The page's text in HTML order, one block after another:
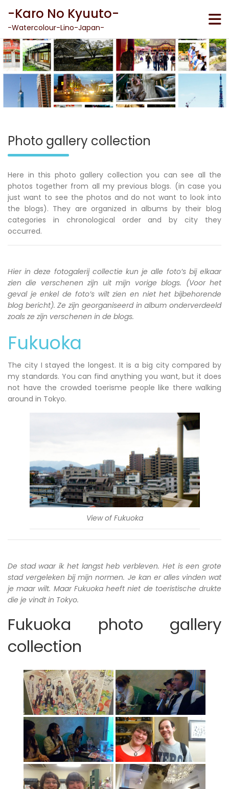
content
-Karo No Kyuuto-
-Watercolour-Lino-Japan-
Photo gallery collection
Here in this photo gallery collection you can see all the
photos together from all my previous blogs. (in case you
just want to see the photos and do not want to look into
the blogs). They are organized in albums by their blog
categories in chronological order and by city they
occurred.
Hier in deze fotogalerij collectie kun je alle foto’s bij elkaar
zien die verschenen zijn uit mijn vorige blogs. (Voor het
geval je enkel de foto’s wilt zien en niet het bijbehorende
blog bericht). Ze zijn georganiseerd in album onderverdeeld
zoals ze zijn verschenen in de blogs.
Fukuoka
The city I stayed the longest. It is a big city compared by
my standards. You can find anything you want, but it does
not have the crowded toerisme people like there walking
around in Tokyo.
View of Fukuoka
De stad waar ik het langst heb verbleven. Het is een grote
stad vergeleken bij mijn normen. Je kan er alles vinden wat
je maar wilt. Maar Fukuoka heeft niet de toeristische drukte
die je vindt in Tokyo.
Fukuoka photo gallery
collection